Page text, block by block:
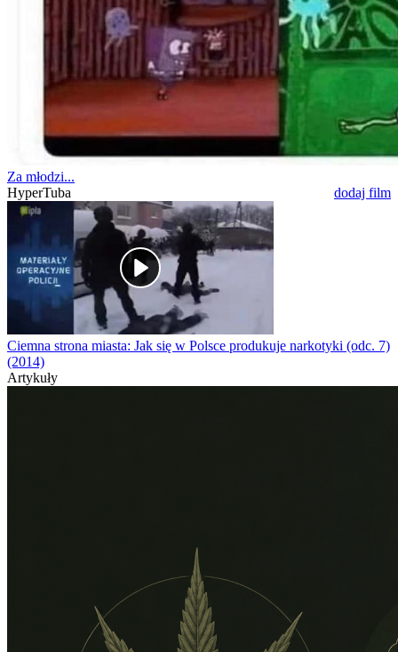
Za młodzi...
HyperTuba
dodaj film
Ciemna strona miasta: Jak się w Polsce produkuje narkotyki (odc. 7)
(2014)
Artykuły